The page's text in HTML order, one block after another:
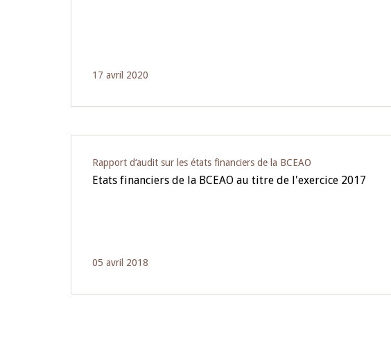
17 avril 2020
Rapport d‘audit sur les états financiers de la BCEAO
Etats financiers de la BCEAO au titre de l'exercice 2017
05 avril 2018